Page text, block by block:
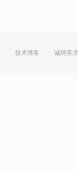
技术博客 诚聘英才